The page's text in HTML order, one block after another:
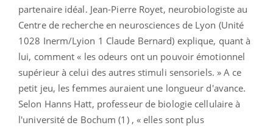
partenaire idéal. Jean-Pierre Royet, neurobiologiste au
Centre de recherche en neurosciences de Lyon (Unité
1028 Inerm/Lyion 1 Claude Bernard) explique, quant à
lui, comment « les odeurs ont un pouvoir émotionnel
supérieur à celui des autres stimuli sensoriels. » A ce
petit jeu, les femmes auraient une longueur d'avance.
Selon Hanns Hatt, professeur de biologie cellulaire à
l'université de Bochum (1) , « elles sont plus